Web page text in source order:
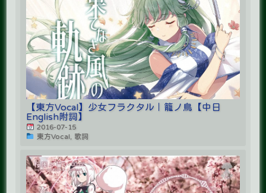
【東方Vocal】少女フラクタル｜籠ノ鳥【中日
English附詞】
2016-07-15
東方Vocal, 歌詞